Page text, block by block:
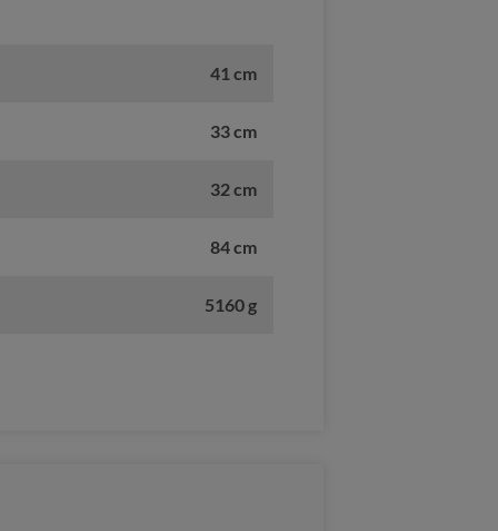
41 cm
33 cm
32 cm
84 cm
5160 g